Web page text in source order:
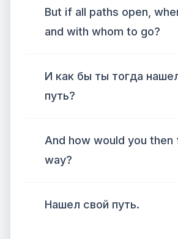
But if all paths open,
and with whom to go?
И как бы ты тогда
путь?
And how would you then
way?
Нашел свой путь.